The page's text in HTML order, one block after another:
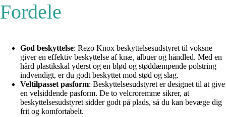
Fordele
God beskyttelse: Rezo Knox beskyttelsesudstyret til voksne
giver en effektiv beskyttelse af knæ, albuer og håndled. Med en
hård plastikskal yderst og en blød og støddæmpende polstring
indvendigt, er du godt beskyttet mod stød og slag.
Veltilpasset pasform: Beskyttelsesudstyret er designet til at give
en velsiddende pasform. De to velcroremme sikrer, at
beskyttelsesudstyret sidder godt på plads, så du kan bevæge dig
frit og komfortabelt.